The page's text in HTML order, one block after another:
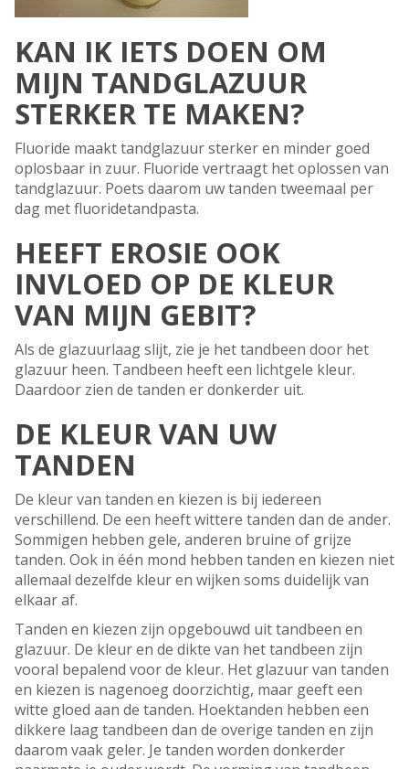
KAN IK IETS DOEN OM
MIJN TANDGLAZUUR
STERKER TE MAKEN?
Fluoride maakt tandglazuur sterker en minder goed
oplosbaar in zuur. Fluoride vertraagt het oplossen van
tandglazuur. Poets daarom uw tanden tweemaal per
dag met fluoridetandpasta.
HEEFT EROSIE OOK
INVLOED OP DE KLEUR
VAN MIJN GEBIT?
Als de glazuurlaag slijt, zie je het tandbeen door het
glazuur heen. Tandbeen heeft een lichtgele kleur.
Daardoor zien de tanden er donkerder uit.
DE KLEUR VAN UW
TANDEN
De kleur van tanden en kiezen is bij iedereen
verschillend. De een heeft wittere tanden dan de ander.
Sommigen hebben gele, anderen bruine of grijze
tanden. Ook in één mond hebben tanden en kiezen niet
allemaal dezelfde kleur en wijken soms duidelijk van
elkaar af.
Tanden en kiezen zijn opgebouwd uit tandbeen en
glazuur. De kleur en de dikte van het tandbeen zijn
vooral bepalend voor de kleur. Het glazuur van tanden
en kiezen is nagenoeg doorzichtig, maar geeft een
witte gloed aan de tanden. Hoektanden hebben een
dikkere laag tandbeen dan de overige tanden en zijn
daarom vaak geler. Je tanden worden donkerder